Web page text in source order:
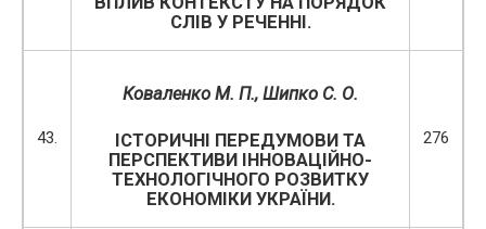
СЛІВ У РЕЧЕННІ.
43.
Коваленко М. П., Шипко С. О.
ІСТОРИЧНІ ПЕРЕДУМОВИ ТА
ПЕРСПЕКТИВИ ІННОВАЦІЙНО-
ТЕХНОЛОГІЧНОГО РОЗВИТКУ
ЕКОНОМІКИ УКРАЇНИ.
276